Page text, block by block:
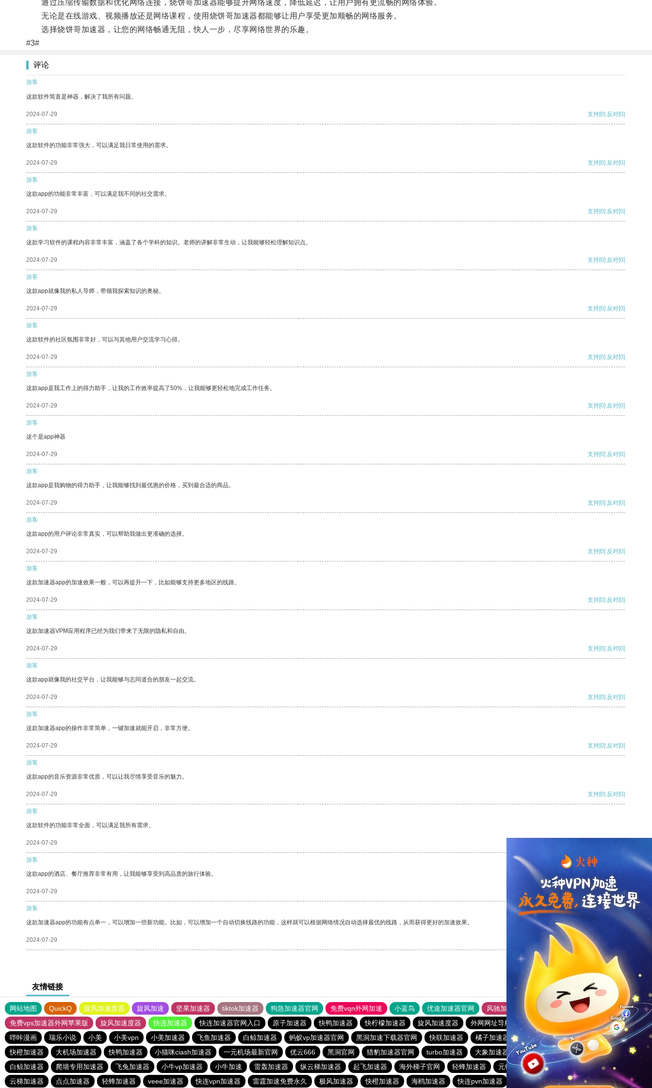
通过压缩传输数据和优化网络连接，烧饼哥加速器能够提升网络速度，降低延迟，让用户拥有更流畅的网络体验。
无论是在线游戏、视频播放还是网络课程，使用烧饼哥加速器都能够让用户享受更加顺畅的网络服务。
选择烧饼哥加速器，让您的网络畅通无阻，快人一步，尽享网络世界的乐趣。
#3#
评论
游客
这款软件简直是神器，解决了我所有问题。
2024-07-29 支持[0] 反对[0]
游客
这款软件的功能非常强大，可以满足我日常使用的需求。
2024-07-29 支持[0] 反对[0]
游客
这款app的功能非常丰富，可以满足我不同的社交需求。
2024-07-29 支持[0] 反对[0]
游客
这款学习软件的课程内容非常丰富，涵盖了各个学科的知识。老师的讲解非常生动，让我能够轻松理解知识点。
2024-07-29 支持[0] 反对[0]
游客
这款app就像我的私人导师，带领我探索知识的奥秘。
2024-07-29 支持[0] 反对[0]
游客
这款软件的社区氛围非常好，可以与其他用户交流学习心得。
2024-07-29 支持[0] 反对[0]
游客
这款app是我工作上的得力助手，让我的工作效率提高了50%，让我能够更轻松地完成工作任务。
2024-07-29 支持[0] 反对[0]
游客
这个是app神器
2024-07-29 支持[0] 反对[0]
游客
这款app是我购物的得力助手，让我能够找到最优惠的价格，买到最合适的商品。
2024-07-29 支持[0] 反对[0]
游客
这款app的用户评论非常真实，可以帮助我做出更准确的选择。
2024-07-29 支持[0] 反对[0]
游客
这款加速器app的加速效果一般，可以再提升一下，比如能够支持更多地区的线路。
2024-07-29 支持[0] 反对[0]
游客
这款加速器VPM应用程序已经为我们带来了无限的隐私和自由。
2024-07-29 支持[0] 反对[0]
游客
这款app就像我的社交平台，让我能够与志同道合的朋友一起交流。
2024-07-29 支持[0] 反对[0]
游客
这款加速器app的操作非常简单，一键加速就能开启，非常方便。
2024-07-29 支持[0] 反对[0]
游客
这款app的音乐资源非常优质，可以让我尽情享受音乐的魅力。
2024-07-29 支持[0] 反对[0]
游客
这款软件的功能非常全面，可以满足我所有需求。
2024-07-29
游客
这款app的酒店、餐厅推荐非常有用，让我能够享受到高品质的旅行体验。
2024-07-29 支持 [0] 反对 [0]
游客
这款加速器app的功能有点单一，可以增加一些新功能。比如，可以增加一个自动切换线路的功能，这样就可以根据网络情况自动选择最优的线路，从而获得更好的加速效果。
2024-07-29 支持
友情链接
网站地图 QuickQ 旋风加速度器 旋风加速 坚果加速器 tiktok加速器 狗急加速器官网 免费vqn外网加速 小蓝鸟 优途加速器官网 风驰加速器
旋风加速器
免费vps加速器外网苹果版
旋风加速度器 快连加速器 快连加速器官网入口 原子加速器 快鸭加速器 快柠檬加速器 旋风加速度器 外网网址导航 软件中心 雷霆加速
狂飙加速器
哔咔漫画
瑞乐小说 小美 小美vpn 小美加速器 飞鱼加速器 白鲸加速器 蚂蚁vp加速器官网 黑洞加速下载器官网 快联加速器 橘子加速器 黑洞官方加速器
2023免费加速神器
快橙加速器
大机场加速器 快鸭加速器 小猫咪ciash加速器 一元机场最新官网 优云666 黑洞官网 猎豹加速器官网 turbo加速器 大象加速器 雷霆加速免费永久
橘子加速器
白鲸加速器
爬墙专用加速器 飞兔加速器 小牛vp加速器 小牛加速 雷轰加速器 纵云梯加速器 起飞加速器 海外梯子官网 轻蜂加速器 元链加速器 CC加速器
大象加速器
云梯加速器
点点加速器 轻蜂加速器 veee加速器 快连vρn加速器 雷霆加速免费永久 极风加速器 快橙加速器 海鸥加速器 快连pvn加速器 黑洞加速官网 白鲸加速器